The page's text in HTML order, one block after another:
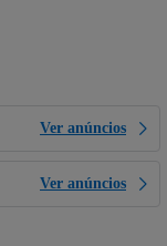
Ver anúncios
Ver anúncios